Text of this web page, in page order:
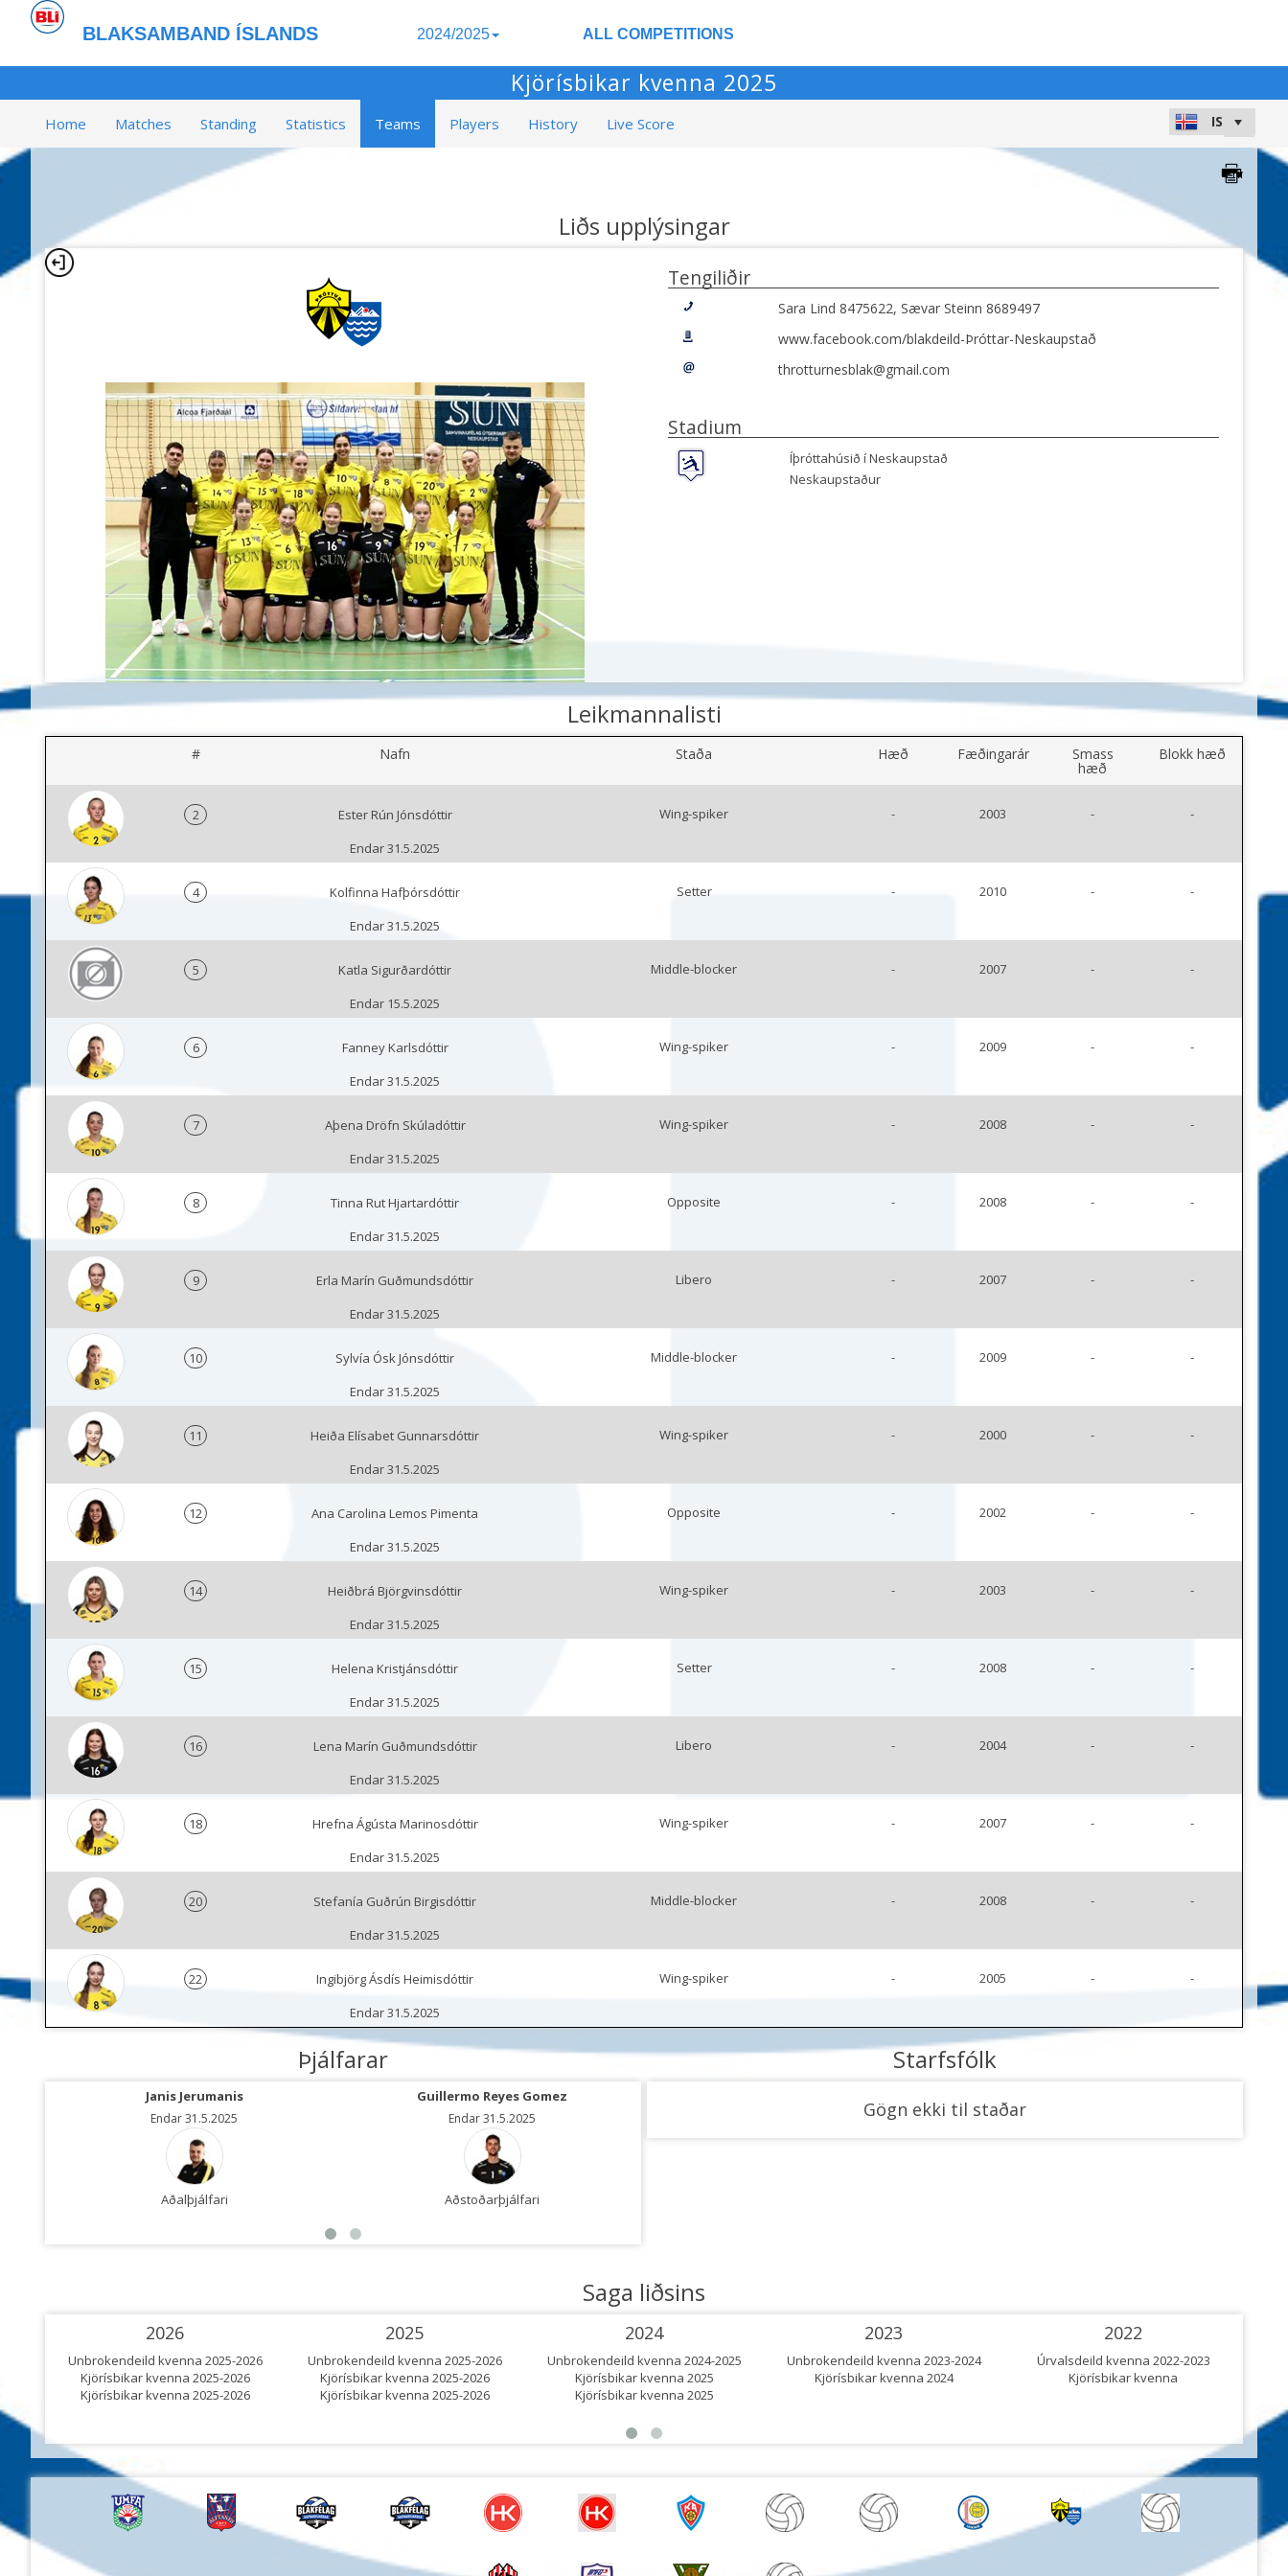
BLAKSAMBAND ÍSLANDS 2024/2025 ALL COMPETITIONS
Kjörísbikar kvenna 2025
Home Matches Standing Statistics Teams Players History Live Score
Liðs upplýsingar
Tengiliðir
Sara Lind 8475622, Sævar Steinn 8689497
www.facebook.com/blakdeild-Þróttar-Neskaupstað
throtturnesblak@gmail.com
Stadium
Íþróttahúsið í Neskaupstað
Neskaupstaður
Leikmannalisti
# Nafn Staða Hæð Fæðingarár Smass
hæð
Blokk hæð
2
Ester Rún Jónsdóttir
Endar 31.5.2025
Wing-spiker - 2003 - -
4
Kolfinna Hafþórsdóttir
Endar 31.5.2025
Setter - 2010 - -
5
Katla Sigurðardóttir
Endar 15.5.2025
Middle-blocker - 2007 - -
6
Fanney Karlsdóttir
Endar 31.5.2025
Wing-spiker - 2009 - -
7
Aþena Dröfn Skúladóttir
Endar 31.5.2025
Wing-spiker - 2008 - -
8
Tinna Rut Hjartardóttir
Endar 31.5.2025
Opposite - 2008 - -
9
Erla Marín Guðmundsdóttir
Endar 31.5.2025
Libero - 2007 - -
10
Sylvía Ósk Jónsdóttir
Endar 31.5.2025
Middle-blocker - 2009 - -
11
Heiða Elísabet Gunnarsdóttir
Endar 31.5.2025
Wing-spiker - 2000 - -
12
Ana Carolina Lemos Pimenta
Endar 31.5.2025
Opposite - 2002 - -
14
Heiðbrá Björgvinsdóttir
Endar 31.5.2025
Wing-spiker - 2003 - -
15
Helena Kristjánsdóttir
Endar 31.5.2025
Setter - 2008 - -
16
Lena Marín Guðmundsdóttir
Endar 31.5.2025
Libero - 2004 - -
18
Hrefna Ágústa Marinosdóttir
Endar 31.5.2025
Wing-spiker - 2007 - -
20
Stefanía Guðrún Birgisdóttir
Endar 31.5.2025
Middle-blocker - 2008 - -
22
Ingibjörg Ásdís Heimisdóttir
Endar 31.5.2025
Wing-spiker - 2005 - -
Þjálfarar
Janis Jerumanis
Endar 31.5.2025
Aðalþjálfari
Guillermo Reyes Gomez
Endar 31.5.2025
Aðstoðarþjálfari
Starfsfólk
Gögn ekki til staðar
Saga liðsins
2026
Unbrokendeild kvenna 2025-2026
Kjörísbikar kvenna 2025-2026
Kjörísbikar kvenna 2025-2026
2025
Unbrokendeild kvenna 2025-2026
Kjörísbikar kvenna 2025-2026
Kjörísbikar kvenna 2025-2026
2024
Unbrokendeild kvenna 2024-2025
Kjörísbikar kvenna 2025
Kjörísbikar kvenna 2025
2023
Unbrokendeild kvenna 2023-2024
Kjörísbikar kvenna 2024
2022
Úrvalsdeild kvenna 2022-2023
Kjörísbikar kvenna